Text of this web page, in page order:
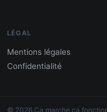
LÉGAL
Mentions légales
Confidentialité
© 2026 Ca marche ça
l'argent